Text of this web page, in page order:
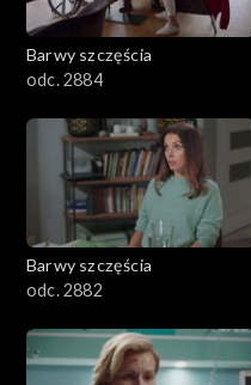
Barwy szczęścia
odc. 2884
Barwy szczęścia
odc. 2882